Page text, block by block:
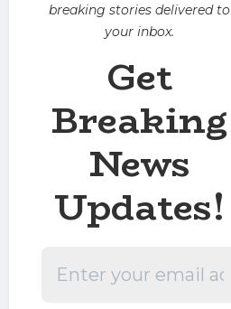
breaking stories delivered to
your inbox.
Get
Breaking
News
Updates!